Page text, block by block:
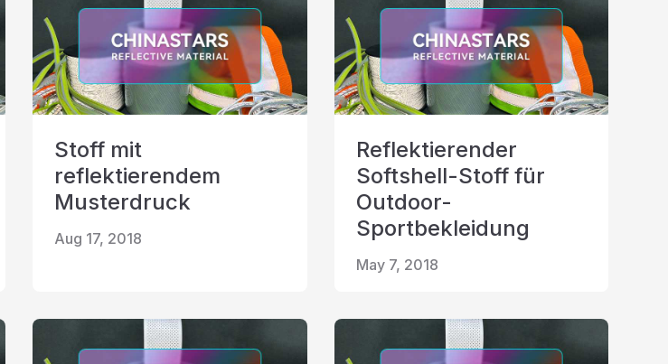
Stoff mit
reflektierendem
Musterdruck
Aug 17, 2018
Reflektierender
Softshell-Stoff für
Outdoor-
Sportbekleidung
May 7, 2018